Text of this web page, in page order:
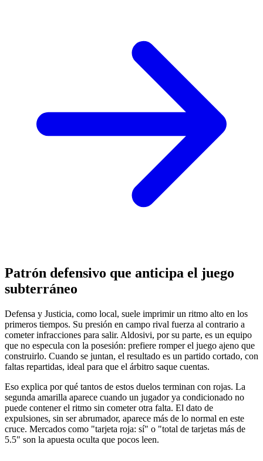
Patrón defensivo que anticipa el juego
subterráneo
Defensa y Justicia, como local, suele imprimir un ritmo alto en los
primeros tiempos. Su presión en campo rival fuerza al contrario a
cometer infracciones para salir. Aldosivi, por su parte, es un equipo
que no especula con la posesión: prefiere romper el juego ajeno que
construirlo. Cuando se juntan, el resultado es un partido cortado, con
faltas repartidas, ideal para que el árbitro saque cuentas.
Eso explica por qué tantos de estos duelos terminan con rojas. La
segunda amarilla aparece cuando un jugador ya condicionado no
puede contener el ritmo sin cometer otra falta. El dato de
expulsiones, sin ser abrumador, aparece más de lo normal en este
cruce. Mercados como "tarjeta roja: sí" o "total de tarjetas más de
5.5" son la apuesta oculta que pocos leen.